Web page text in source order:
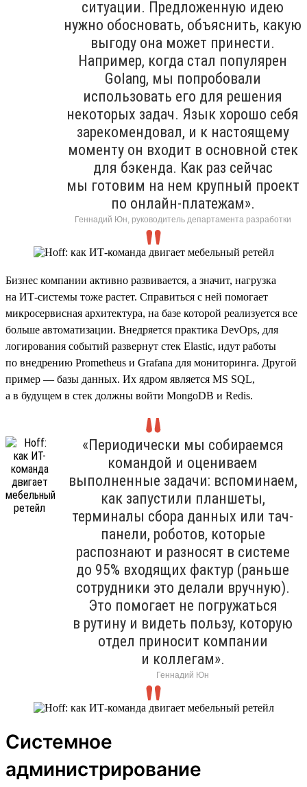
ситуации. Предложенную идею
нужно обосновать, объяснить, какую
выгоду она может принести.
Например, когда стал популярен
Golang, мы попробовали
использовать его для решения
некоторых задач. Язык хорошо себя
зарекомендовал, и к настоящему
моменту он входит в основной стек
для бэкенда. Как раз сейчас
мы готовим на нем крупный проект
по онлайн-платежам».
Геннадий Юн, руководитель департамента разработки
Бизнес компании активно развивается, а значит, нагрузка
на ИТ-системы тоже растет. Справиться с ней помогает
микросервисная архитектура, на базе которой реализуется все
больше автоматизации. Внедряется практика DevOps, для
логирования событий развернут стек Elastic, идут работы
по внедрению Prometheus и Grafana для мониторинга. Другой
пример — базы данных. Их ядром является MS SQL,
а в будущем в стек должны войти MongoDB и Redis.
«Периодически мы собираемся
командой и оцениваем
выполненные задачи: вспоминаем,
как запустили планшеты,
терминалы сбора данных или тач-
панели, роботов, которые
распознают и разносят в системе
до 95% входящих фактур (раньше
сотрудники это делали вручную).
Это помогает не погружаться
в рутину и видеть пользу, которую
отдел приносит компании
и коллегам».
Геннадий Юн
Системное
администрирование